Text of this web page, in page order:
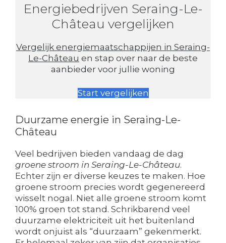
Energiebedrijven Seraing-Le-
Château vergelijken
Vergelijk energiemaatschappijen in Seraing-
Le-Château en stap over naar de beste
aanbieder voor jullie woning
Start vergelijken
Duurzame energie in Seraing-Le-
Château
Veel bedrijven bieden vandaag de dag
groene stroom in Seraing-Le-Château.
Echter zijn er diverse keuzes te maken. Hoe
groene stroom precies wordt gegenereerd
wisselt nogal. Niet alle groene stroom komt
100% groen tot stand. Schrikbarend veel
duurzame elektriciteit uit het buitenland
wordt onjuist als “duurzaam” gekenmerkt.